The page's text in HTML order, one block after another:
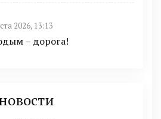
2026, 13:13
– дорога!